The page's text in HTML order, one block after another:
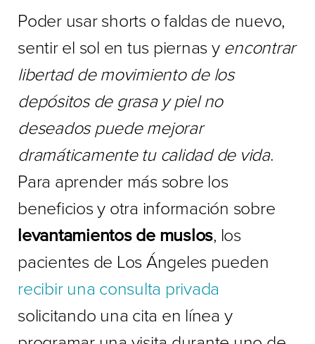
Poder usar shorts o faldas de nuevo,
sentir el sol en tus piernas y encontrar
libertad de movimiento de los
depósitos de grasa y piel no
deseados puede mejorar
dramáticamente tu calidad de vida.
Para aprender más sobre los
beneficios y otra información sobre
levantamientos de muslos, los
pacientes de Los Ángeles pueden
recibir una consulta privada
solicitando una cita en línea y